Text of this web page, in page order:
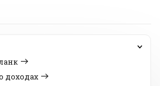
доходах